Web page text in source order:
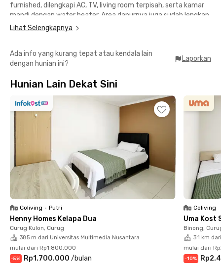
furnished, dilengkapi AC, TV, living room terpisah, serta kamar
mandi dengan water heater. Area dapurnya juga sudah lengkap
dengan kitchen set, kompor listrik, dispenser, kulkas, dan meja
makan, sehingga siap langsung digunakan tanpa perlu
Berlokasi strategis dekat Tol Jakarta–Tangerang dan memiliki
memudahkan mobilitas sekaligus memenuhi kebutuhan belanja
dan hiburan sehari-hari. Cocok untuk mahasiswa maupun
profesional muda yang menginginkan hunian praktis di
kawasan berkembang Tangerang.
Didukung fasilitas gedung seperti lobby, lift, area parkir,
swimming pool, fitness center, playground, business center,
serta CCTV 24 jam, hunian ini menghadirkan kenyamanan dan
keamanan dalam satu tempat. Segera booking karena unit
terbatas!
Lihat Selengkapnya
Ada info yang kurang tepat atau kendala lain
dengan hunian ini?
Laporkan
Hunian Lain Dekat Sini
Coliving • Putri
Henny Homes Kelapa Dua
Curug Kulon, Curug
385 m dari Universitas Multimedia Nusantara
mulai dari Rp1.800.000
-5% Rp1.700.000 /bulan
Coliving
Uma Kost
Binong,
3.1 km
mulai dari
-10%